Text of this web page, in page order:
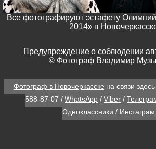
Все фотографируют эстафету
2014» в
Предупреждение о соблюдении
© Фотограф Владимир
Фотограф в Новочеркасске на связи
588-87-07 / WhatsApp / Viber /
Одноклассники / Инстаграм